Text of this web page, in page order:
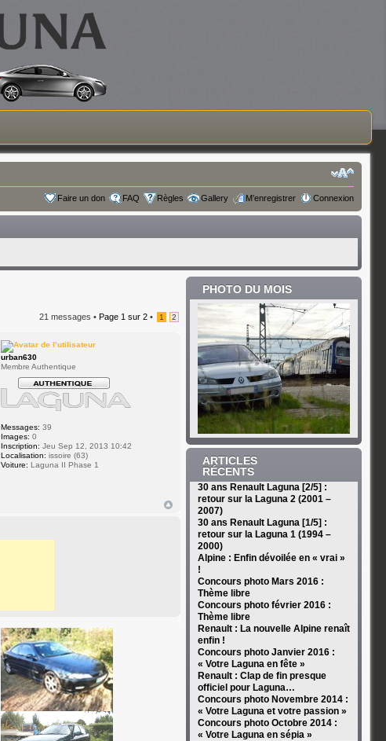
Faire un don FAQ Règles Gallery M’enregistrer Connexion
21 messages •Page 1 sur2 • 1 2
urban630
Membre Authentique
Messages: 39
Images: 0
Inscription: Jeu Sep 12, 2013 10:42
Localisation: issoire (63)
Voiture: Laguna II Phase 1
PHOTO DU MOIS
ARTICLES
RÉCENTS
30 ans Renault Laguna [2/5] :
retour sur la Laguna 2 (2001 –
2007)
30 ans Renault Laguna [1/5] :
retour sur la Laguna 1 (1994 –
2000)
Alpine : Enfin dévoilée en « vrai »
!
Concours photo Mars 2016 :
Thème libre
Concours photo février 2016 :
Thème libre
Renault : La nouvelle Alpine renaît
enfin !
Concours photo Janvier 2016 :
« Votre Laguna en fête »
Renault : Clap de fin presque
officiel pour Laguna…
Concours photo Novembre 2014 :
« Votre Laguna et votre passion »
Concours photo Octobre 2014 :
« Votre Laguna en sépia »